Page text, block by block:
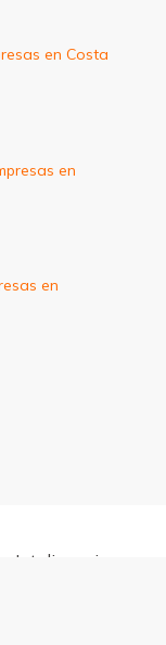
en Costa
en
en
Inteligencia